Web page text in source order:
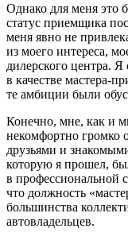
Однако для меня это
статус приемщика
меня явно не
из моего интереса,
дилерского центра. Я
в качестве мастера-
те амбиции были
Конечно, мне, как и
некомфортно громко
друзьями и
которую я прошел,
в профессиональной
что должность
большинства
автовладельцев.